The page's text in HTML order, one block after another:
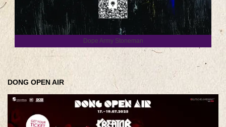
Dope Army Stoneman
DONG OPEN AIR